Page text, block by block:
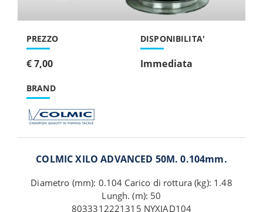
PREZZO
€ 7,00
BRAND
DISPONIBILITA'
Immediata
COLMIC XILO ADVANCED 50M. 0.104mm.
Diametro (mm): 0.104 Carico di rottura (kg): 1.48
Lungh. (m): 50
8033312221315 NYXIAD104